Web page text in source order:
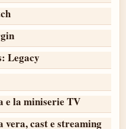
Legacy
e la miniserie TV
cast e streaming